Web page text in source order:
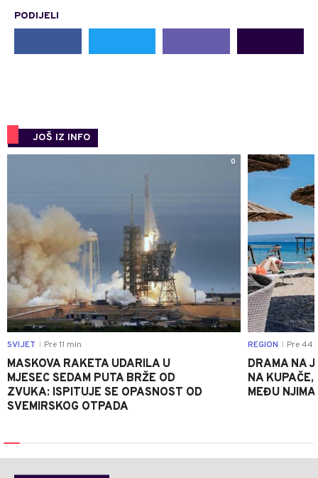
PODIJELI
JOŠ IZ INFO
0
SVIJET Pre 11 min
MASKOVA RAKETA UDARILA U
MJESEC SEDAM PUTA BRŽE OD
ZVUKA: ISPITUJE SE OPASNOST OD
SVEMIRSKOG OTPADA
REGION Pre 44
DRAMA NA
NA
MEĐU NJIMA